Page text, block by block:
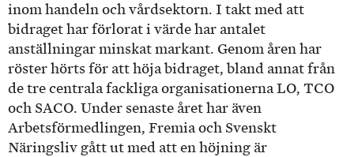
inom handeln och vårdsektorn. I takt med att
bidraget har förlorat i värde har antalet
anställningar minskat markant. Genom åren har
röster hörts för att höja bidraget, bland annat från
de tre centrala fackliga organisationerna LO, TCO
och SACO. Under senaste året har även
Arbetsförmedlingen, Fremia och Svenskt
Näringsliv gått ut med att en höjning är